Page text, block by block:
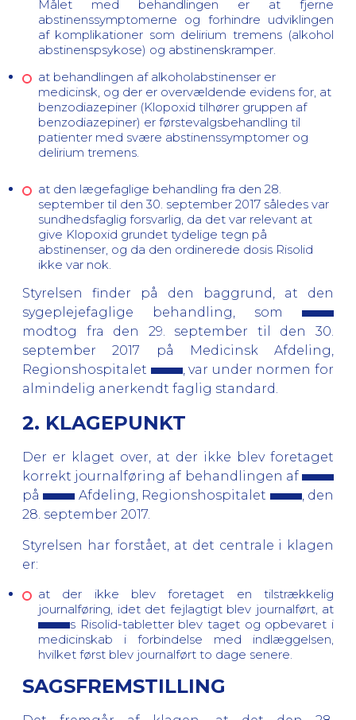
Målet med behandlingen er at fjerne
abstinenssymptomerne og forhindre udviklingen
af komplikationer som delirium tremens (alkohol
abstinenspsykose) og abstinenskramper.
at behandlingen af alkoholabstinenser er
medicinsk, og der er overvældende evidens for, at
benzodiazepiner (Klopoxid tilhører gruppen af
benzodiazepiner) er førstevalgsbehandling til
patienter med svære abstinenssymptomer og
delirium tremens.
at den lægefaglige behandling fra den 28.
september til den 30. september 2017 således var
sundhedsfaglig forsvarlig, da det var relevant at
give Klopoxid grundet tydelige tegn på
abstinenser, og da den ordinerede dosis Risolid
ikke var nok.
Styrelsen finder på den baggrund, at den
sygeplejefaglige behandling, som
modtog fra den 29. september til den 30.
september 2017 på
Medicinsk Afdeling,
Regionshospitalet
, var under normen for
almindelig anerkendt faglig standard.
2. KLAGEPUNKT
Der er klaget over, at der ikke blev foretaget
korrekt journalføring af behandlingen af
på
Afdeling, Regionshospitalet
, den
28. september 2017.
Styrelsen har forstået, at det centrale i klagen
er:
at der ikke blev foretaget en tilstrækkelig
journalføring, idet det fejlagtigt blev journalført, at
s Risolid-tabletter blev taget og opbevaret i
medicinskab i forbindelse med indlæggelsen,
hvilket først blev journalført to dage senere.
SAGSFREMSTILLING